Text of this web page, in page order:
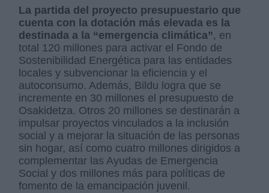
La partida del proyecto presupuestario que
cuenta con la dotación más elevada es la
destinada a la “emergencia climática”, en
total 120 millones para activar el Fondo de
Sostenibilidad Energética para las entidades
locales y subvencionar la eficiencia y el
autoconsumo. Además, Bildu logra que se
incremente en 30 millones el presupuesto de
Osakidetza. Otros 20 millones se destinarán a
impulsar proyectos vinculados a la inclusión
social y a mejorar la situación de las personas
sin hogar, así como cuatro millones dirigidos a
complementar las Ayudas de Emergencia
Social y dos millones más para políticas de
fomento de la emancipación juvenil.